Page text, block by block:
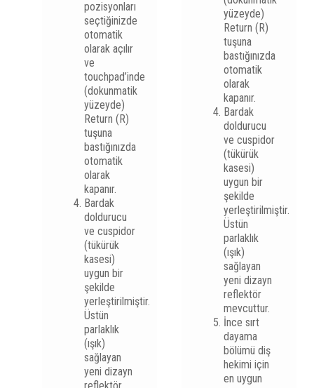
pozisyonları
seçtiğinizde
otomatik
olarak açılır
ve
touchpad’inde
(dokunmatik
yüzeyde)
Return (R)
tuşuna
bastığınızda
otomatik
olarak
kapanır.
Bardak
doldurucu
ve cuspidor
(tükürük
kasesi)
uygun bir
şekilde
yerleştirilmiştir.
Üstün
parlaklık
(ışık)
sağlayan
yeni dizayn
yüzeyde)
Return (R)
tuşuna
bastığınızda
otomatik
olarak
kapanır.
Bardak
doldurucu
ve cuspidor
(tükürük
kasesi)
uygun bir
şekilde
yerleştirilmiştir.
Üstün
parlaklık
(ışık)
sağlayan
yeni dizayn
reflektör
mevcuttur.
İnce sırt
dayama
bölümü diş
hekimi için
en uygun